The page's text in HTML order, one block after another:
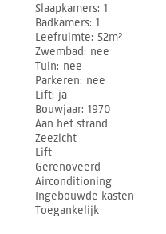
Slaapkamers 1
Badkamers 1
Leefruimte 52m²
Zwembad nee
Tuin nee
Parkeren nee
Lift ja
Bouwjaar 1970
Aan het strand
Zeezicht
Lift
Gerenoveerd
Airconditioning
Ingebouwde kasten
Toegankelijk